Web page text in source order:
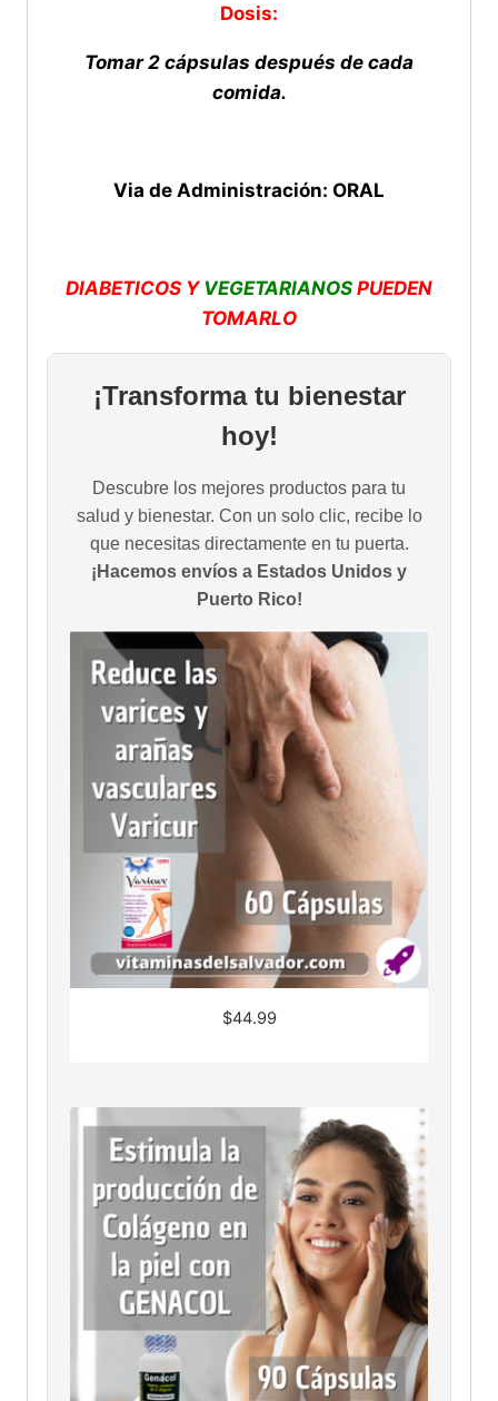
Dosis:
Tomar 2 cápsulas después de cada
comida.
Via de Administración: ORAL
DIABETICOS Y VEGETARIANOS PUEDEN
TOMARLO
¡Transforma tu bienestar
hoy!
Descubre los mejores productos para tu
salud y bienestar. Con un solo clic, recibe lo
que necesitas directamente en tu puerta.
¡Hacemos envíos a Estados Unidos y
Puerto Rico!
$44.99